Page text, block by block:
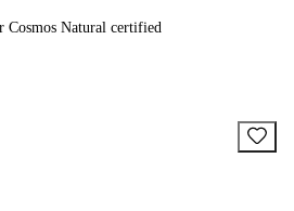
Cosmos Natural certified